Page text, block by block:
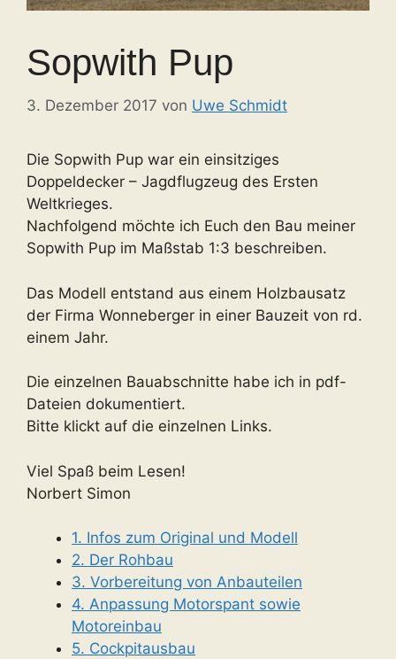
Sopwith Pup
3. Dezember 2017 von Uwe Schmidt
Die Sopwith Pup war ein einsitziges
Doppeldecker – Jagdflugzeug des Ersten
Weltkrieges.
Nachfolgend möchte ich Euch den Bau meiner
Sopwith Pup im Maßstab 1:3 beschreiben.
Das Modell entstand aus einem Holzbausatz
der Firma Wonneberger in einer Bauzeit von rd.
einem Jahr.
Die einzelnen Bauabschnitte habe ich in pdf-
Dateien dokumentiert.
Bitte klickt auf die einzelnen Links.
Viel Spaß beim Lesen!
Norbert Simon
1. Infos zum Original und Modell
2. Der Rohbau
3. Vorbereitung von Anbauteilen
4. Anpassung Motorspant sowie
Motoreinbau
5. Cockpitausbau